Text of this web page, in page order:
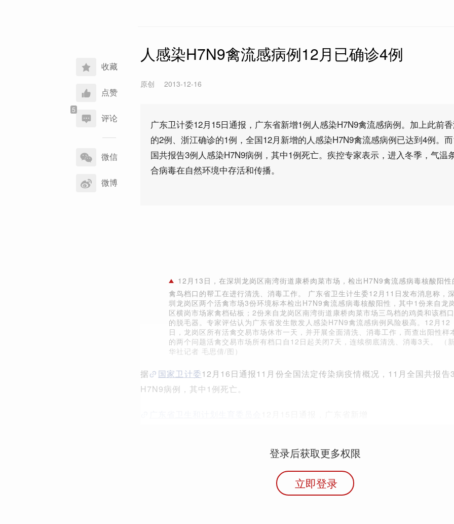
收藏
点赞
评论
享
到
微信
微博
人感染H7N9禽流感病例12月已确诊4例
原创 2013-12-16
广东卫计委12月15日通报，广东省新增1例人感染H7N9禽流感病例。加上此前
的2例、浙江确诊的1例，全国12月新增的人感染H7N9禽流感病例已达到4例。
国共报告3例人感染H7N9病例，其中1例死亡。疾控专家表示，进入冬季，气温
合病毒在自然环境中存活和传播。
12月13日，在深圳龙岗区南湾街道康桥肉菜市场，检出H7N9禽流感病毒核酸阳性
禽鸟档口的帮工在进行清洗、消毒工作。 广东省卫生计生委12月11日发布消息称，深
圳龙岗区两个活禽市场3份环境标本检出H7N9禽流感病毒核酸阳性，其中1份来自龙
区横岗市场家禽档砧板；2份来自龙岗区南湾街道康桥肉菜市场三鸟档的鸡粪和该档口
的脱毛器。专家评估认为广东省发生散发人感染H7N9禽流感病例风险极高。12月12
日，龙岗区所有活禽交易市场休市一天，并开展全面清洗、消毒工作，而查出阳性样
的两个问题活禽交易市场所有档口自12日起关闭7天，连续彻底清洗、消毒3天。
（新
华社记者 毛思倩/图）
据 国家卫计委12月16日通报11月份全国法定传染病疫情概况，11月全国共报告
H7N9病例，其中1例死亡。
登录后获取更多权限
立即登录